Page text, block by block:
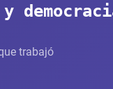
trabajó